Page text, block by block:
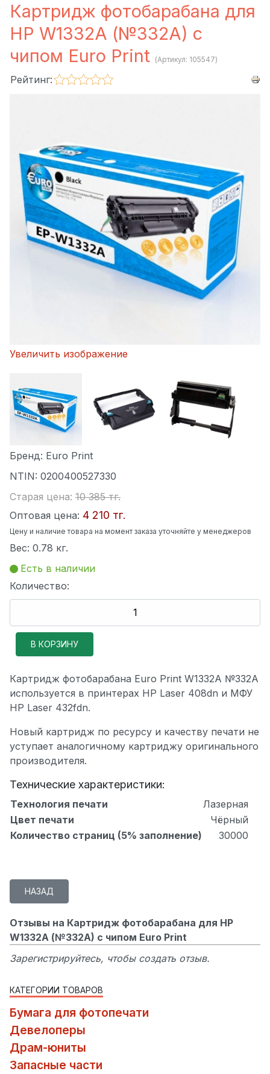
Картридж фотобарабана для
HP W1332A (№332A) с
чипом Euro Print (Артикул: 105547)
Рейтинг:
Увеличить изображение
Бренд: Euro Print
NTIN: 0200400527330
Старая цена: 10 385 тг.
Оптовая цена: 4 210 тг.
Цену и наличие товара на момент заказа уточняйте у менеджеров
Вес: 0.78 кг.
Есть в наличии
Количество:
Картридж фотобарабана Euro Print W1332A №332A
используется в принтерах HP Laser 408dn и МФУ
HP Laser 432fdn.
Новый картридж по ресурсу и качеству печати не
уступает аналогичному картриджу оригинального
производителя.
Технические характеристики:
Технология печати
Лазерная
Цвет печати
Чёрный
Количество страниц (5% заполнение)
30000
Отзывы на Картридж фотобарабана для HP
W1332A (№332A) с чипом Euro Print
Зарегистрируйтесь, чтобы создать отзыв.
КАТЕГОРИИ ТОВАРОВ
Бумага для фотопечати
Девелоперы
Драм-юниты
Запасные части